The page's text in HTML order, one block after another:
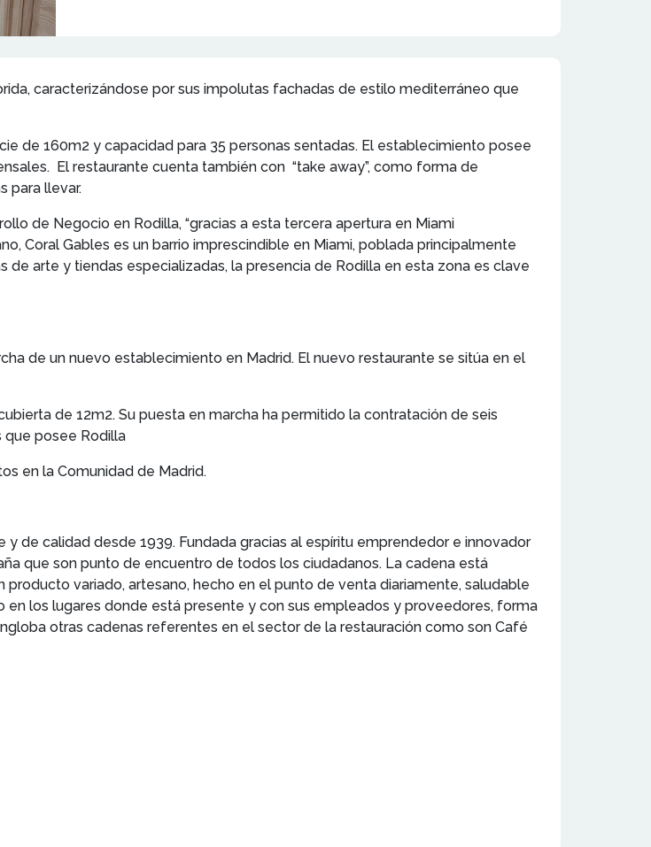
caracterizándose por sus impolutas fachadas de estilo mediterráneo que
de 160m2 y capacidad para 35 personas sentadas. El establecimiento posee
El restaurante cuenta también con “take away”, como forma de
para llevar.
de Negocio en Rodilla, “gracias a esta tercera apertura en Miami
Coral Gables es un barrio imprescindible en Miami, poblada principalmente
arte y tiendas especializadas, la presencia de Rodilla en esta zona es clave
de un nuevo establecimiento en Madrid. El nuevo restaurante se sitúa en el
de 12m2. Su puesta en marcha ha permitido la contratación de seis
que posee Rodilla
en la Comunidad de Madrid.
de calidad desde 1939. Fundada gracias al espíritu emprendedor e innovador
que son punto de encuentro de todos los ciudadanos. La cadena está
variado, artesano, hecho en el punto de venta diariamente, saludable
los lugares donde está presente y con sus empleados y proveedores, forma
otras cadenas referentes en el sector de la restauración como son Café